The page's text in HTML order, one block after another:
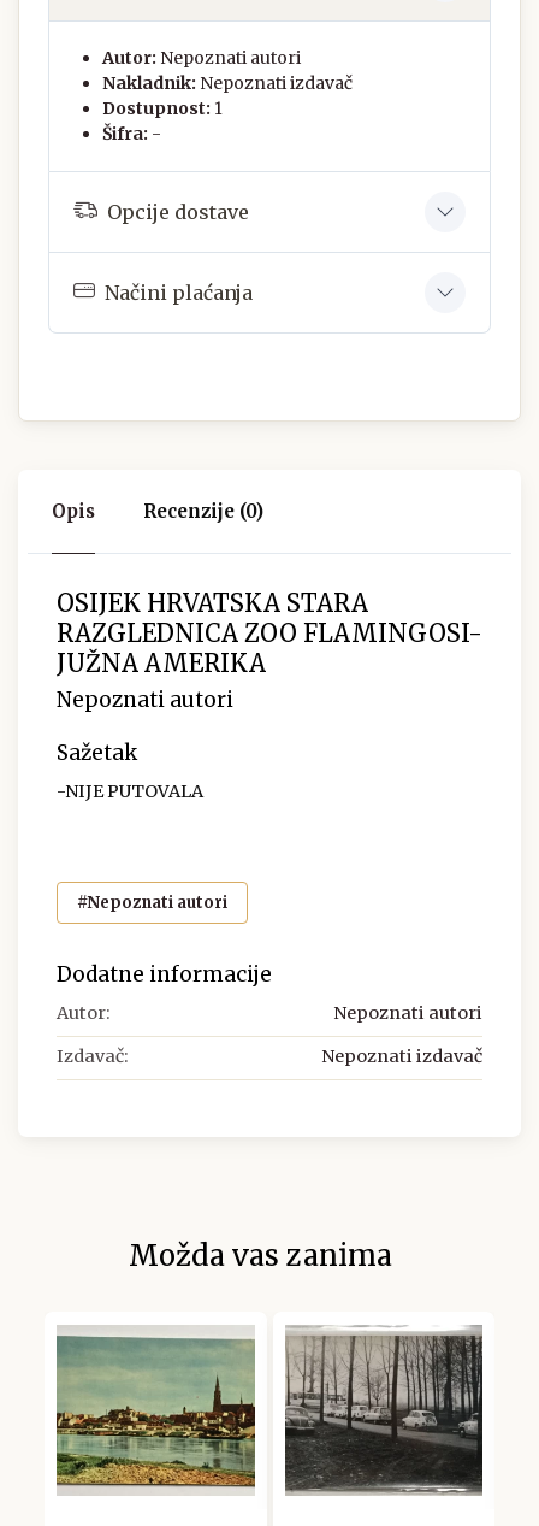
Autor: Nepoznati autori
Nakladnik: Nepoznati izdavač
Dostupnost: 1
Šifra: -
Opcije dostave
Načini plaćanja
Opis Recenzije (0)
OSIJEK HRVATSKA STARA
RAZGLEDNICA ZOO FLAMINGOSI-
JUŽNA AMERIKA
Nepoznati autori
Sažetak
-NIJE PUTOVALA
#Nepoznati autori
Dodatne informacije
Autor: Nepoznati autori
Izdavač: Nepoznati izdavač
Možda vas zanima